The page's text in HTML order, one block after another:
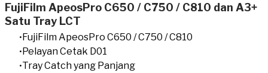
FujiFilm ApeosPro C650 / C750 / C810 dan A3+
Satu Tray LCT
FujiFilm ApeosPro C650 / C750 / C810
Pelayan Cetak D01
Tray Catch yang Panjang